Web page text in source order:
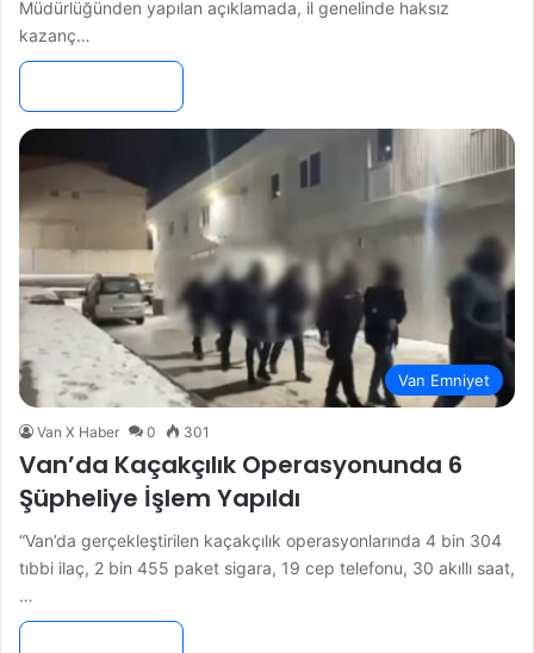
Müdürlüğünden yapılan açıklamada, il genelinde haksız
kazanç…
Van Emniyet
Van X Haber 0 301
Van’da Kaçakçılık Operasyonunda 6
Şüpheliye İşlem Yapıldı
“Van’da gerçekleştirilen kaçakçılık operasyonlarında 4 bin 304
tıbbi ilaç, 2 bin 455 paket sigara, 19 cep telefonu, 30 akıllı saat,
…